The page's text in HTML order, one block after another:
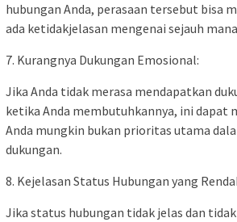
hubungan Anda, perasaan tersebut bisa
ada ketidakjelasan mengenai sejauh
7. Kurangnya Dukungan Emosional:
Jika Anda tidak merasa mendapatkan
ketika Anda membutuhkannya, ini dapat
Anda mungkin bukan prioritas utama
dukungan.
8. Kejelasan Status Hubungan yang
Jika status hubungan tidak jelas dan